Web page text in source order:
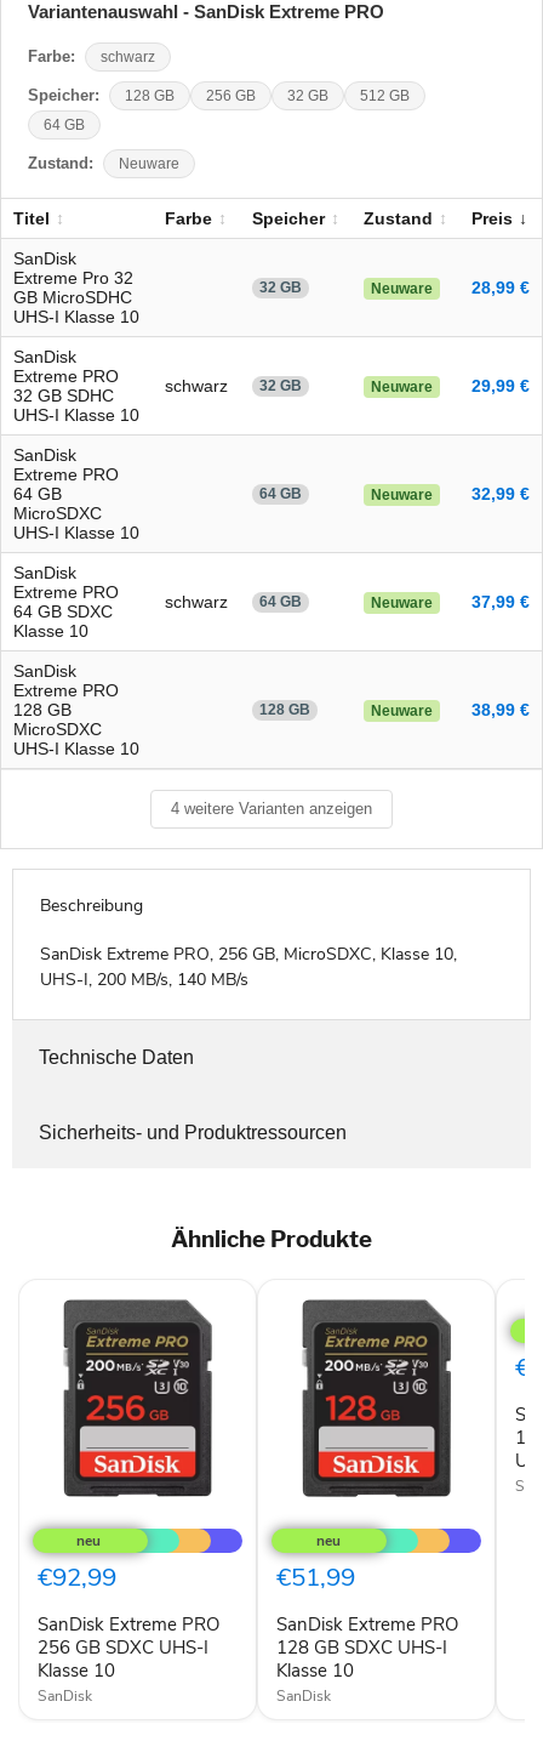
Variantenauswahl - SanDisk Extreme PRO
Farbe: schwarz
Speicher: 128 GB 256 GB 32 GB
512 GB
64 GB
Zustand: Neuware
Titel Farbe Speicher Zustand Preis
SanDisk
Extreme Pro 32
GB MicroSDHC
UHS-I Klasse 10
32 GB Neuware 28,99 €
SanDisk
Extreme PRO
32 GB SDHC
UHS-I Klasse 10
schwarz 32 GB Neuware 29,99 €
SanDisk
Extreme PRO
64 GB
MicroSDXC
UHS-I Klasse 10
64 GB Neuware 32,99 €
SanDisk
Extreme PRO
64 GB SDXC
Klasse 10
schwarz 64 GB Neuware 37,99 €
SanDisk
Extreme PRO
128 GB
MicroSDXC
UHS-I Klasse 10
128 GB Neuware 38,99 €
4 weitere Varianten anzeigen
Beschreibung
SanDisk Extreme PRO, 256 GB, MicroSDXC, Klasse 10,
UHS-I, 200 MB/s, 140 MB/s
Technische Daten
Sicherheits- und Produktressourcen
Ähnliche Produkte
Extreme
PRO
256
GB
UHS-
Klasse
10
€92,99
SanDisk Extreme PRO
256 GB SDXC UHS-I
Klasse 10
SanDisk
Extreme
PRO
128
GB
UHS-
Klasse
10
€51,99
SanDisk Extreme PRO
128 GB SDXC UHS-I
Klasse 10
SanDisk
128
GB
10